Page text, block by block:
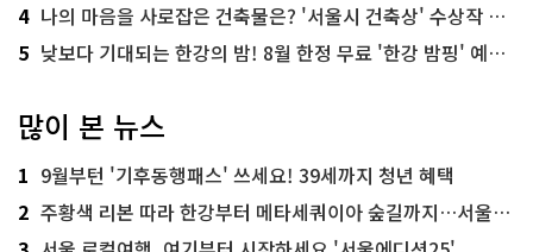
4 나의 마음을 사로잡은 건축물은? '서울시 건축상' 수상작 공개!
5 낮보다 기대되는 한강의 밤! 8월 한정 무료 '한강 밤핑' 예약은?
많이 본 뉴스
1 9월부턴 '기후동행패스' 쓰세요! 39세까지 청년 혜택
2 주황색 리본 따라 한강부터 메타세쿼이아 숲길까지…서울둘레길 15코스